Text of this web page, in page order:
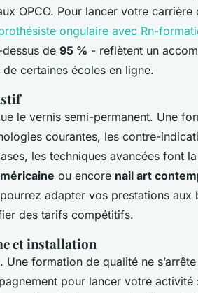
OPCO. Pour lancer votre carrière
ongulaire avec Rn-
de 95 % - reflètent un
certaines écoles en ligne.
le vernis semi-permanent. Une
courantes, les contre-
les techniques avancées font
ou encore nail art
adapter vos prestations aux
des tarifs compétitifs.
et installation
formation de qualité ne
pour lancer votre